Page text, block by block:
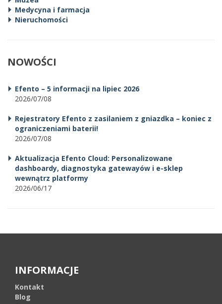
Medycyna i farmacja
Nieruchomości
NOWOŚCI
Efento – 5 informacji na lipiec 2026
2026/07/08
Rejestratory Efento z zasilaniem z gniazdka – koniec z
ograniczeniami baterii!
2026/07/08
Aktualizacja Efento Cloud: Personalizowane
dashboardy, diagnostyka gatewayów i e-sklep
wewnątrz platformy
2026/06/17
INFORMACJE
Kontakt
Blog